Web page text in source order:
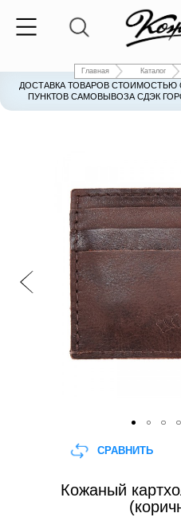
Главная Каталог
ДОСТАВКА ТОВАРОВ СТОИМОСТЬЮ
ПУНКТОВ САМОВЫВОЗА СДЭК
Кожаный
СРАВНИТЬ